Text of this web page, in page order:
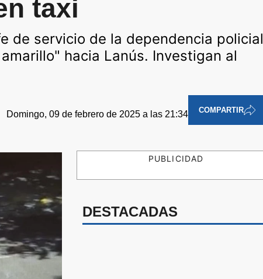
taxi
de servicio de la dependencia policial
hacia Lanús. Investigan al
Domingo, 09 de febrero de 2025 a las 21:34 COMPARTIR
PUBLICIDAD
DESTACADAS